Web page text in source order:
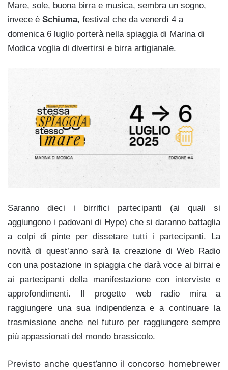
Mare, sole, buona birra e musica, sembra un sogno,
invece è Schiuma, festival che da venerdì 4 a
domenica 6 luglio porterà nella spiaggia di Marina di
Modica voglia di divertirsi e birra artigianale.
Saranno dieci i birrifici partecipanti (ai quali si
aggiungono i padovani di Hype) che si daranno battaglia
a colpi di pinte per dissetare tutti i partecipanti. La
novità di quest’anno sarà la creazione di Web Radio
con una postazione in spiaggia che darà voce ai birrai e
ai partecipanti della manifestazione con interviste e
approfondimenti. Il progetto web radio mira a
raggiungere una sua indipendenza e a continuare la
trasmissione anche nel futuro per raggiungere sempre
più appassionati del mondo brassicolo.
Previsto anche quest’anno il concorso homebrewer